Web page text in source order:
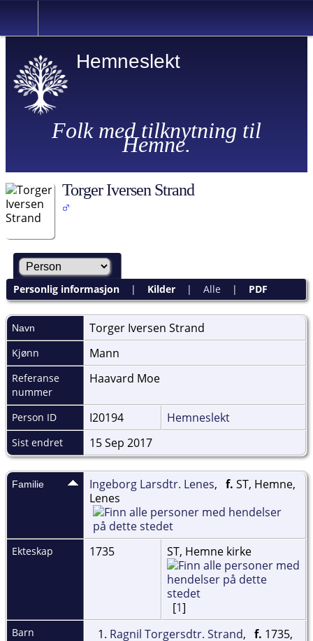
Hemneslekt
Folk med tilknytning til
Hemne.
Torger Iversen Strand
Personlig informasjon| Kilder| Alle | PDF
Navn Torger Iversen Strand
Kjønn Mann
Referanse
nummer
Haavard Moe
Person ID I20194 Hemneslekt
Sist endret 15 Sep 2017
Familie Ingeborg Larsdtr. Lenes, f. ST, Hemne,
Lenes
Ekteskap 1735 ST, Hemne kirke
[1]
Barn 1. Ragnil Torgersdtr. Strand, f. 1735,